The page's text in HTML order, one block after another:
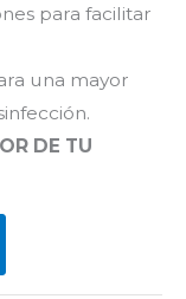
para facilitar
una mayor
DE TU